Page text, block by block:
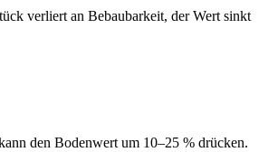
verliert an Bebaubarkeit, der Wert sinkt
den Bodenwert um 10–25 % drücken.